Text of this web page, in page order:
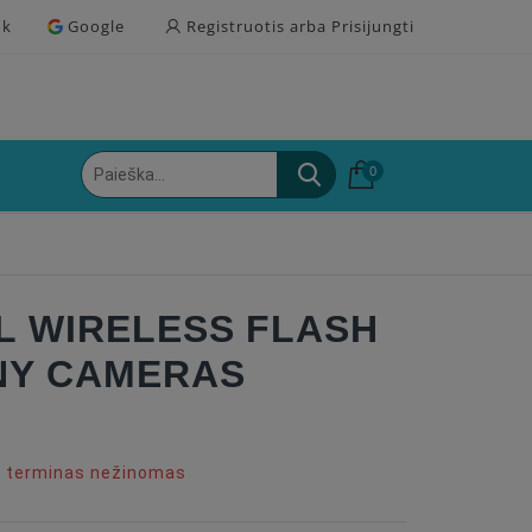
Google Registruotis arba Prisijungti
0
WIRELESS FLASH
CAMERAS
nežinomas